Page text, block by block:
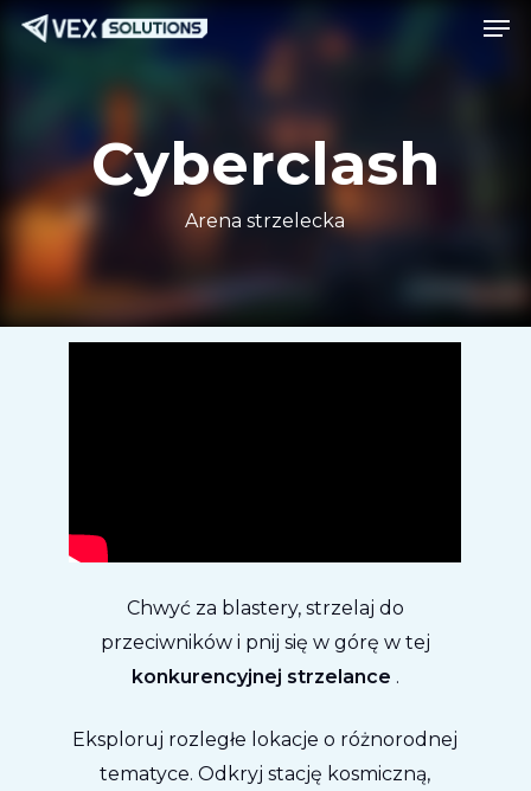
Przejdź
Cyberclash
Arena strzelecka
Chwyć za blastery, strzelaj do
przeciwników i pnij się w górę w tej
konkurencyjnej strzelance .
Eksploruj rozległe lokacje o różnorodnej
tematyce. Odkryj stację kosmiczną,
Menu